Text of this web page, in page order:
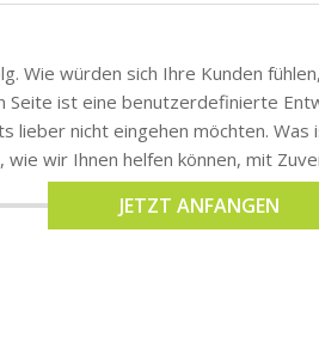
Wie würden sich Ihre Kunden
ist eine benutzerdefinierte
lieber nicht eingehen möchten.
wie wir Ihnen helfen können, mit
JETZT ANFANGEN